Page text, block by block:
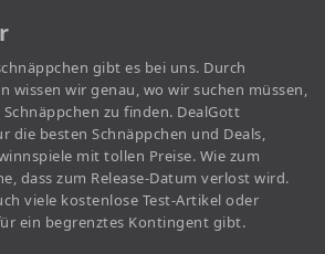
gibt es bei uns. Durch
wissen wir genau, wo wir suchen müssen,
zu finden. DealGott
die besten Schnäppchen und Deals,
mit tollen Preise. Wie zum
dass zum Release-Datum verlost wird.
viele kostenlose Test-Artikel oder
ein begrenztes Kontingent gibt.